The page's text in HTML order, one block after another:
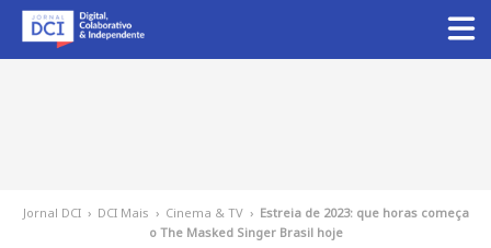
Jornal DCI › DCI Mais › Cinema & TV › Estreia de 2023: que horas começa
o The Masked Singer Brasil hoje